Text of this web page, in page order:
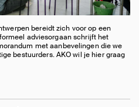
bereidt zich voor op een
adviesorgaan schrijft het
met aanbevelingen die we
bestuurders. AKO wil je hier graag